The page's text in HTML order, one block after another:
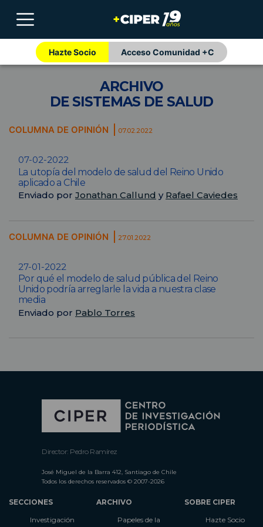
Hazte Socio Acceso Comunidad +C
ARCHIVO
DE SISTEMAS DE SALUD
COLUMNA DE OPINIÓN 07.02.2022
07-02-2022
La utopía del modelo de salud del Reino Unido
aplicado a Chile
Enviado por Jonathan Callund y Rafael Caviedes
COLUMNA DE OPINIÓN 27.01.2022
27-01-2022
Por qué el modelo de salud pública del Reino
Unido podría arreglarle la vida a nuestra clase
media
Enviado por Pablo Torres
Director: Pedro Ramírez
José Miguel de la Barra 412, Santiago de Chile
Todos los derechos reservados © 2007-2026
SECCIONES
Investigación
ARCHIVO
Papeles de la
SOBRE CIPER
Hazte Socio